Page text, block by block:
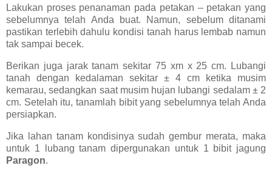
Lakukan proses penanaman pada petakan – petakan yang
sebelumnya telah Anda buat. Namun, sebelum ditanami
pastikan terlebih dahulu kondisi tanah harus lembab namun
tak sampai becek.
Berikan juga jarak tanam sekitar 75 xm x 25 cm. Lubangi
tanah dengan kedalaman sekitar ± 4 cm ketika musim
kemarau, sedangkan saat musim hujan lubangi sedalam ± 2
cm. Setelah itu, tanamlah bibit yang sebelumnya telah Anda
persiapkan.
Jika lahan tanam kondisinya sudah gembur merata, maka
untuk 1 lubang tanam dipergunakan untuk 1 bibit jagung
Paragon.